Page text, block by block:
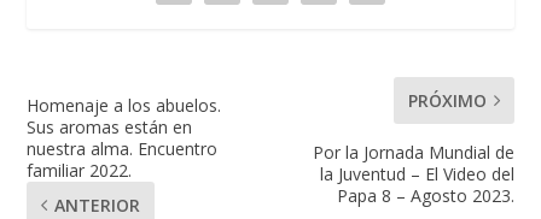
Homenaje a los abuelos.
Sus aromas están en
nuestra alma. Encuentro
familiar 2022.
ANTERIOR
PRÓXIMO
Por la Jornada Mundial de
la Juventud – El Video del
Papa 8 – Agosto 2023.